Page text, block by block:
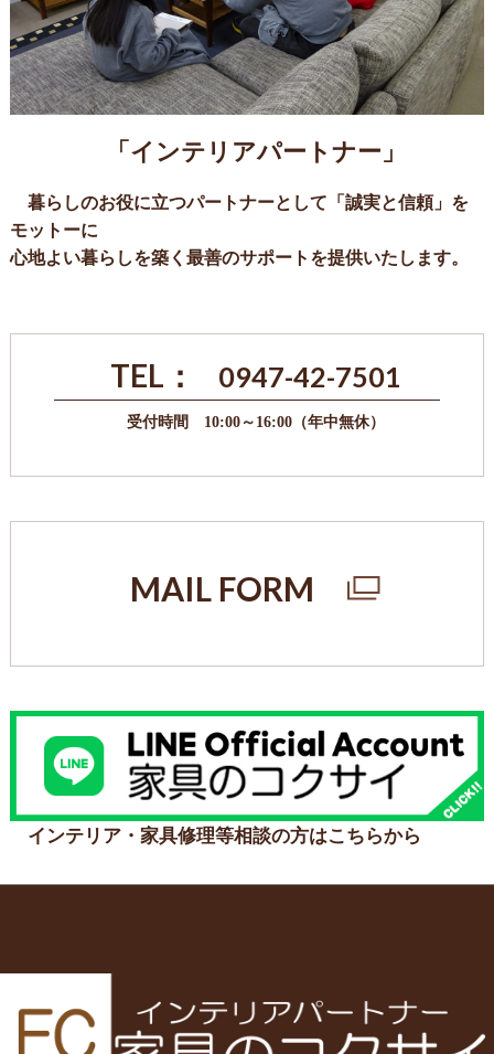
「インテリアパートナー」
暮らしのお役に立つパートナーとして「誠実と信頼」を
モットーに
心地よい暮らしを築く最善のサポートを提供いたします。
TEL： 0947-42-7501
受付時間 10:00～16:00（年中無休）
MAIL FORM
インテリア・家具修理等相談の方はこちらから